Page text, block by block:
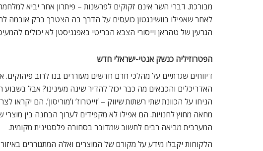
מבורכת. דברי השר אינם זקוקים לפרשנות – פיתרון אחר יביא
לאחר שאפילו בוושינגטון כועסים על הדרך בה הצטרך ברק אובמה
הגרעין של טהראן וייסורי הצבא הבריטי באפגניסטן לא יכולים
הפטרוזיליה כנשק אנטי-ישראלי חדש
דיווחים שגרתיים על מהלכי חרם חדשים מעוררים בנו לרוב פיהוקים.
האדריכלים והכבאים מה כבר יכול להדיר שינה מעינינו? אבל
הניחו על הכוונת שתי רשתות שיווק – ‘וייטרוז’ ו’מוריסון’. הם
מחאה מחוץ לחנויות. הם אפילו לא מקפידים לערוך הבחנה בין מוצרי
המערבית מביאה רבים לחשוב שמדובר בסחורה פלסטינית מקומית.
הלקוחות יקבלו מידע על מקורם של המוצרים ואלה המתגוררים